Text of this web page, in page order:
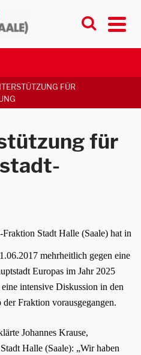
FÜR
für
Fraktion Stadt Halle (Saale) hat in
mehrheitlich gegen eine
Europas im Jahr 2025
intensive Diskussion in den
Fraktion vorausgegangen.
Johannes Krause,
Halle (Saale): „Wir haben